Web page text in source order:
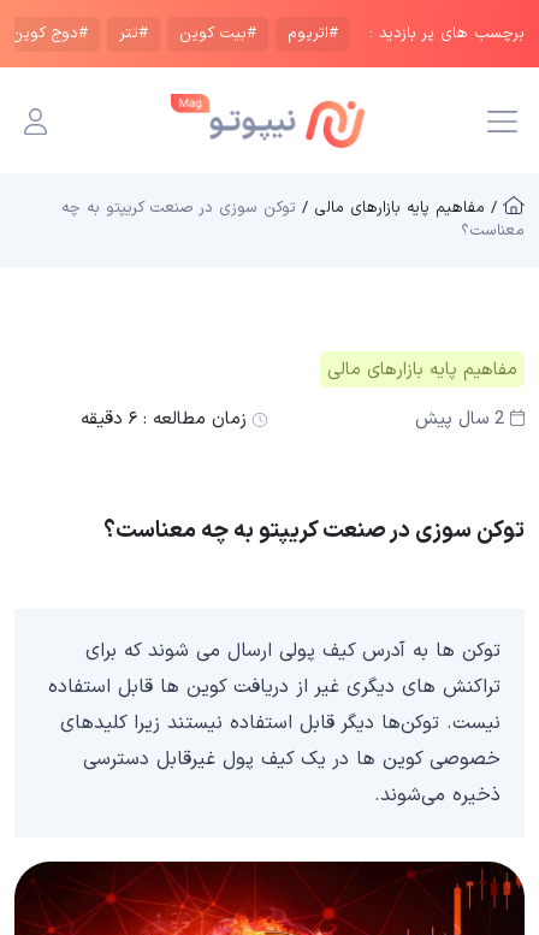
برچسب های پر بازدید : #اتریوم #بیت کوین #تتر #دوج کوین
/ مفاهیم پایه بازار‌های مالی / توکن سوزی در صنعت کریپتو به چه
معناست؟
مفاهیم پایه بازار‌های مالی
2 سال پیش
زمان مطالعه : ۶ دقیقه
توکن سوزی در صنعت کریپتو به چه معناست؟
توکن ها به آدرس کیف پولی ارسال می شوند که برای
تراکنش های دیگری غیر از دریافت کوین ها قابل استفاده
نیست. توکن‌ها دیگر قابل استفاده نیستند زیرا کلیدهای
خصوصی کوین ها در یک کیف پول غیرقابل دسترسی
ذخیره می‌شوند.